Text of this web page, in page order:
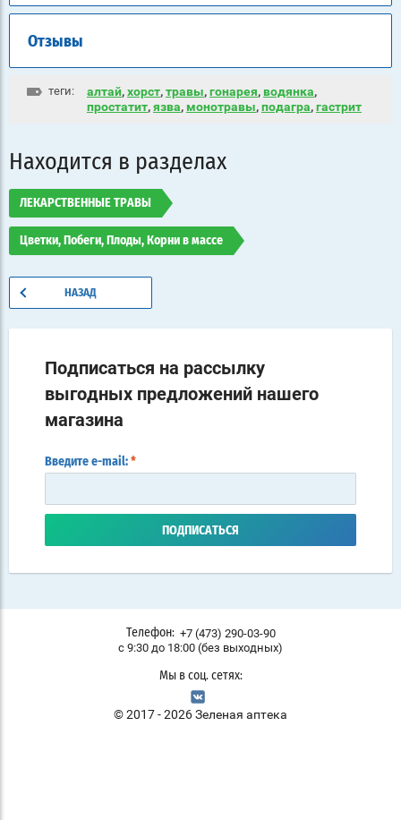
Отзывы
теги: алтай,хорст,травы,гонарея, водянка,
простатит,язва, монотравы,подагра,гастрит
Находится в разделах
ЛЕКАРСТВЕННЫЕ ТРАВЫ
Цветки, Побеги, Плоды, Корни в массе
НАЗАД
Подписаться на рассылку
выгодных предложений нашего
магазина
Введите e-mail: *
ПОДПИСАТЬСЯ
Телефон: +7 (473) 290-03-90
с 9:30 до 18:00 (без выходных)
Мы в соц. сетях:
© 2017 - 2026 Зеленая аптека